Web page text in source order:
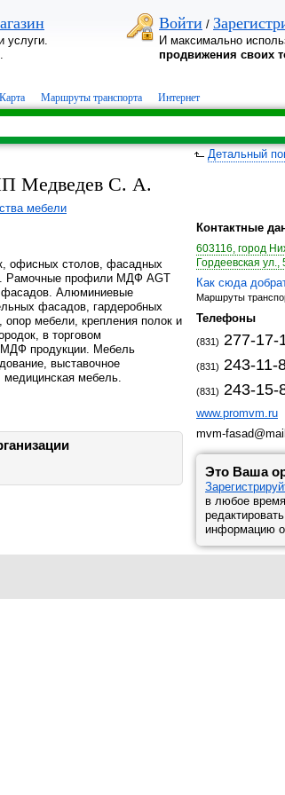
услуги.
.
Войти /
И максимально
продвижения своих
Карта Маршруты транспорта Интернет
Детальный
Медведев С. А.
мебели
офисных столов, фасадных
Рамочные профили МДФ AGT
фасадов. Алюминиевые
фасадов, гардеробных
опор мебели, крепления полок и
в торговом
МДФ продукции. Мебель
выставочное
медицинская мебель.
Контактные
603116, город
Гордеевская ул.,
Как сюда
Маршруты
Телефоны
(831) 277-17-
(831) 243-11-
(831) 243-15-
www.promvm.ru
mvm-
Это Ваша
в любое
информацию